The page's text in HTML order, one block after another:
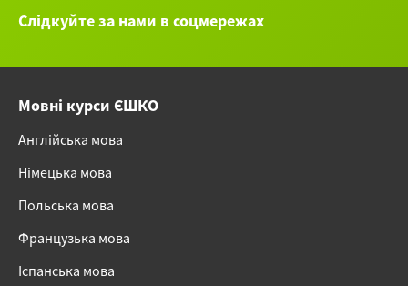
Слідкуйте за нами в соцмережах
Мовні курси ЄШКО
Англійська мова
Німецька мова
Польська мова
Французька мова
Іспанська мова